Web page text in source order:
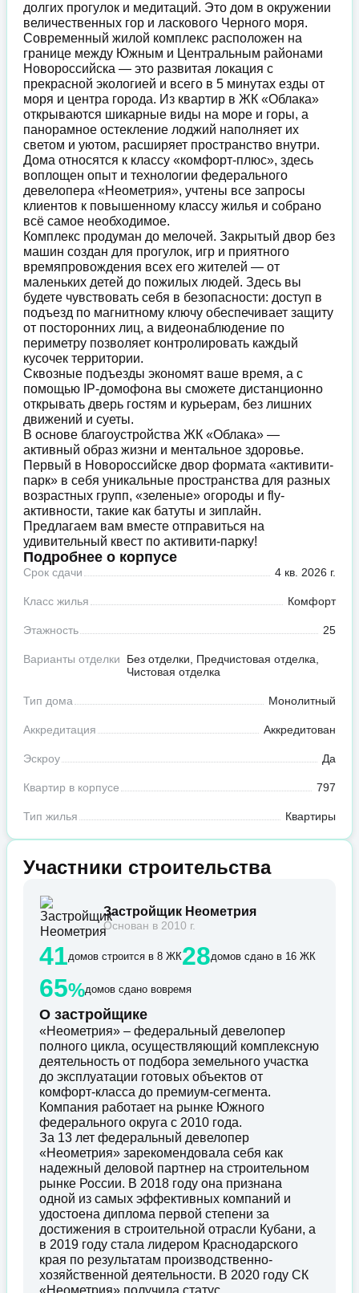
долгих прогулок и медитаций. Это дом в окружении
величественных гор и ласкового Черного моря.
Современный жилой комплекс расположен на
границе между Южным и Центральным районами
Новороссийска — это развитая локация с
прекрасной экологией и всего в 5 минутах езды от
моря и центра города. Из квартир в ЖК «Облака»
открываются шикарные виды на море и горы, а
панорамное остекление лоджий наполняет их
светом и уютом, расширяет пространство внутри.
Дома относятся к классу «комфорт-плюс», здесь
воплощен опыт и технологии федерального
девелопера «Неометрия», учтены все запросы
клиентов к повышенному классу жилья и собрано
всё самое необходимое.
Комплекс продуман до мелочей. Закрытый двор без
машин создан для прогулок, игр и приятного
времяпровождения всех его жителей — от
маленьких детей до пожилых людей. Здесь вы
будете чувствовать себя в безопасности: доступ в
подъезд по магнитному ключу обеспечивает защиту
от посторонних лиц, а видеонаблюдение по
периметру позволяет контролировать каждый
кусочек территории.
Сквозные подъезды экономят ваше время, а с
помощью IP-домофона вы сможете дистанционно
открывать дверь гостям и курьерам, без лишних
движений и суеты.
В основе благоустройства ЖК «Облака» —
активный образ жизни и ментальное здоровье.
Первый в Новороссийске двор формата «активити-
парк» в себя уникальные пространства для разных
возрастных групп, «зеленые» огороды и fly-
активности, такие как батуты и зиплайн.
Предлагаем вам вместе отправиться на
удивительный квест по активити-парку!
Подробнее о корпусе
Срок сдачи 4 кв. 2026 г.
Класс жилья Комфорт
Этажность 25
Варианты отделки
Без отделки, Предчистовая отделка,
Чистовая отделка
Тип дома Монолитный
Аккредитация Аккредитован
Эскроу Да
Квартир в корпусе 797
Тип жилья Квартиры
Участники строительства
Застройщик Неометрия
Основан в 2010 г.
41домов строится в 8 ЖК28домов сдано в 16 ЖК
65%домов сдано вовремя
О застройщике
«Неометрия» – федеральный девелопер
полного цикла, осуществляющий комплексную
деятельность от подбора земельного участка
до эксплуатации готовых объектов от
комфорт-класса до премиум-сегмента.
Компания работает на рынке Южного
федерального округа с 2010 года.
За 13 лет федеральный девелопер
«Неометрия» зарекомендовала себя как
надежный деловой партнер на строительном
рынке России. В 2018 году она признана
одной из самых эффективных компаний и
удостоена диплома первой степени за
достижения в строительной отрасли Кубани, а
в 2019 году стала лидером Краснодарского
края по результатам производственно-
хозяйственной деятельности. В 2020 году СК
«Неометрия» получила статус